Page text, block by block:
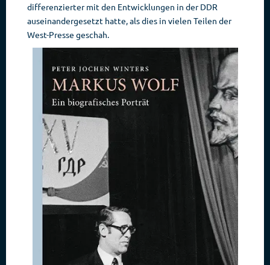
differenzierter mit den Entwicklungen in der DDR
auseinandergesetzt hatte, als dies in vielen Teilen der
West-Presse geschah.